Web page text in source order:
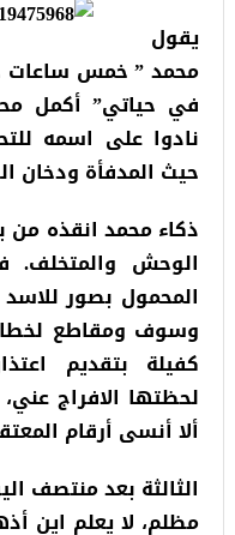
يقول
محمد ” خمس ساعات
في حياتي” أكمل
نادوا على اسمه
حيث المدفأة ودخان
ذكاء محمد انقذه
الوحش والمتخلف.
المحمول بصور
وسوف ومقاطع
كفيلة بتقديم
لحظتها الافراج
ألا أنسى أرقام
الثالثة بعد منتصف
مظلم، لا يعلم اين